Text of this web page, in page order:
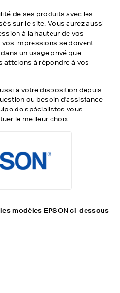
de ses produits avec les
sur le site. Vous aurez aussi
à la hauteur de vos
impressions se doivent
un usage privé que
attelons à répondre à vos
à votre disposition depuis
ou besoin d'assistance
de spécialistes vous
le meilleur choix.
modèles EPSON ci-dessous